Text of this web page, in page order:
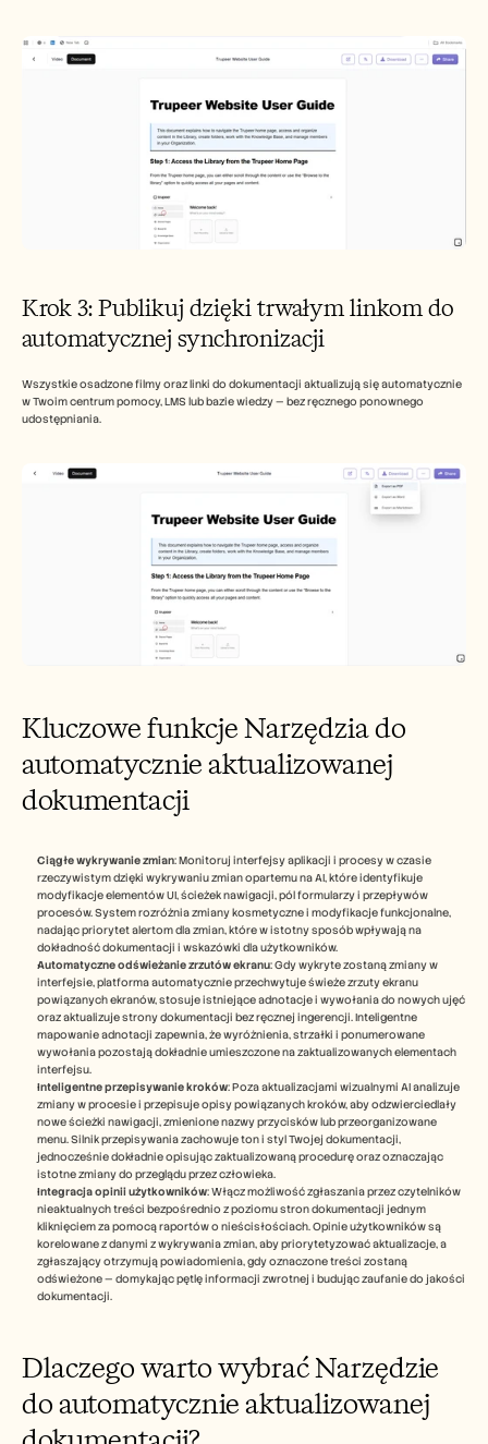
Krok 3: Publikuj dzięki trwałym linkom do
automatycznej synchronizacji
Wszystkie osadzone filmy oraz linki do dokumentacji aktualizują się automatycznie
w Twoim centrum pomocy, LMS lub bazie wiedzy — bez ręcznego ponownego
udostępniania.
Kluczowe funkcje Narzędzia do
automatycznie aktualizowanej
dokumentacji
Ciągłe wykrywanie zmian: Monitoruj interfejsy aplikacji i procesy w czasie
rzeczywistym dzięki wykrywaniu zmian opartemu na AI, które identyfikuje
modyfikacje elementów UI, ścieżek nawigacji, pól formularzy i przepływów
procesów. System rozróżnia zmiany kosmetyczne i modyfikacje funkcjonalne,
nadając priorytet alertom dla zmian, które w istotny sposób wpływają na
dokładność dokumentacji i wskazówki dla użytkowników.
Automatyczne odświeżanie zrzutów ekranu: Gdy wykryte zostaną zmiany w
interfejsie, platforma automatycznie przechwytuje świeże zrzuty ekranu
powiązanych ekranów, stosuje istniejące adnotacje i wywołania do nowych ujęć
oraz aktualizuje strony dokumentacji bez ręcznej ingerencji. Inteligentne
mapowanie adnotacji zapewnia, że wyróżnienia, strzałki i ponumerowane
wywołania pozostają dokładnie umieszczone na zaktualizowanych elementach
interfejsu.
Inteligentne przepisywanie kroków: Poza aktualizacjami wizualnymi AI analizuje
zmiany w procesie i przepisuje opisy powiązanych kroków, aby odzwierciedlały
nowe ścieżki nawigacji, zmienione nazwy przycisków lub przeorganizowane
menu. Silnik przepisywania zachowuje ton i styl Twojej dokumentacji,
jednocześnie dokładnie opisując zaktualizowaną procedurę oraz oznaczając
istotne zmiany do przeglądu przez człowieka.
Integracja opinii użytkowników: Włącz możliwość zgłaszania przez czytelników
nieaktualnych treści bezpośrednio z poziomu stron dokumentacji jednym
kliknięciem za pomocą raportów o nieścisłościach. Opinie użytkowników są
korelowane z danymi z wykrywania zmian, aby priorytetyzować aktualizacje, a
zgłaszający otrzymują powiadomienia, gdy oznaczone treści zostaną
odświeżone — domykając pętlę informacji zwrotnej i budując zaufanie do jakości
dokumentacji.
Dlaczego warto wybrać Narzędzie
do automatycznie aktualizowanej